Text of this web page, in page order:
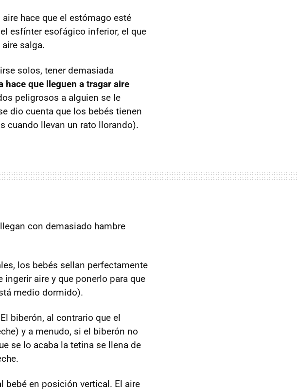
hace que el estómago esté
esfínter esofágico inferior, el que
salga.
solos, tener demasiada
hace que lleguen a tragar aire
peligrosos a alguien se le
dio cuenta que los bebés tienen
cuando llevan un rato llorando).
con demasiado hambre
los bebés sellan perfectamente
aire y que ponerlo para que
medio dormido).
biberón, al contrario que el
y a menudo, si el biberón no
se lo acaba la tetina se llena de
bebé en posición vertical. El aire